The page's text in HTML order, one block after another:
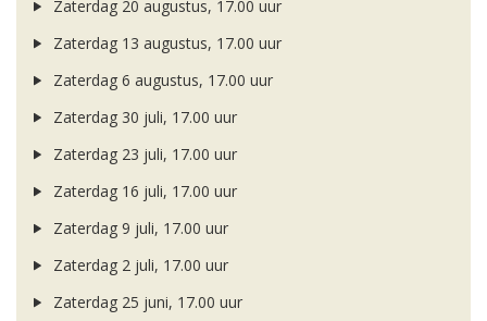
Zaterdag 20 augustus, 17.00 uur
Zaterdag 13 augustus, 17.00 uur
Zaterdag 6 augustus, 17.00 uur
Zaterdag 30 juli, 17.00 uur
Zaterdag 23 juli, 17.00 uur
Zaterdag 16 juli, 17.00 uur
Zaterdag 9 juli, 17.00 uur
Zaterdag 2 juli, 17.00 uur
Zaterdag 25 juni, 17.00 uur